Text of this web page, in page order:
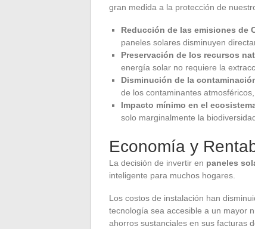
gran medida a la protección de
Reducción de las emisiones de
paneles solares disminuyen
Preservación de los recursos
energía solar no requiere la
Disminución de la
de los contaminantes
Impacto mínimo en el
solo marginalmente la
Economía y
La decisión de invertir en paneles
inteligente para muchos hogares.
Los costos de instalación han
tecnología sea accesible a un mayor
ahorros sustanciales en sus facturas